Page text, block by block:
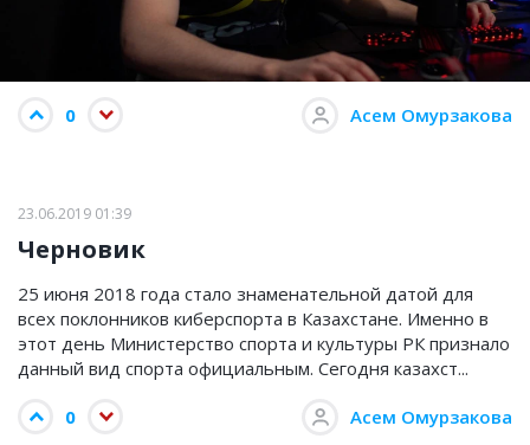
0 Асем Омурзакова
23.06.2019 01:39
Черновик
25 июня 2018 года стало знаменательной датой для
всех поклонников киберспорта в Казахстане. Именно в
этот день Министерство спорта и культуры РК признало
данный вид спорта официальным. Сегодня казахст...
0 Асем Омурзакова